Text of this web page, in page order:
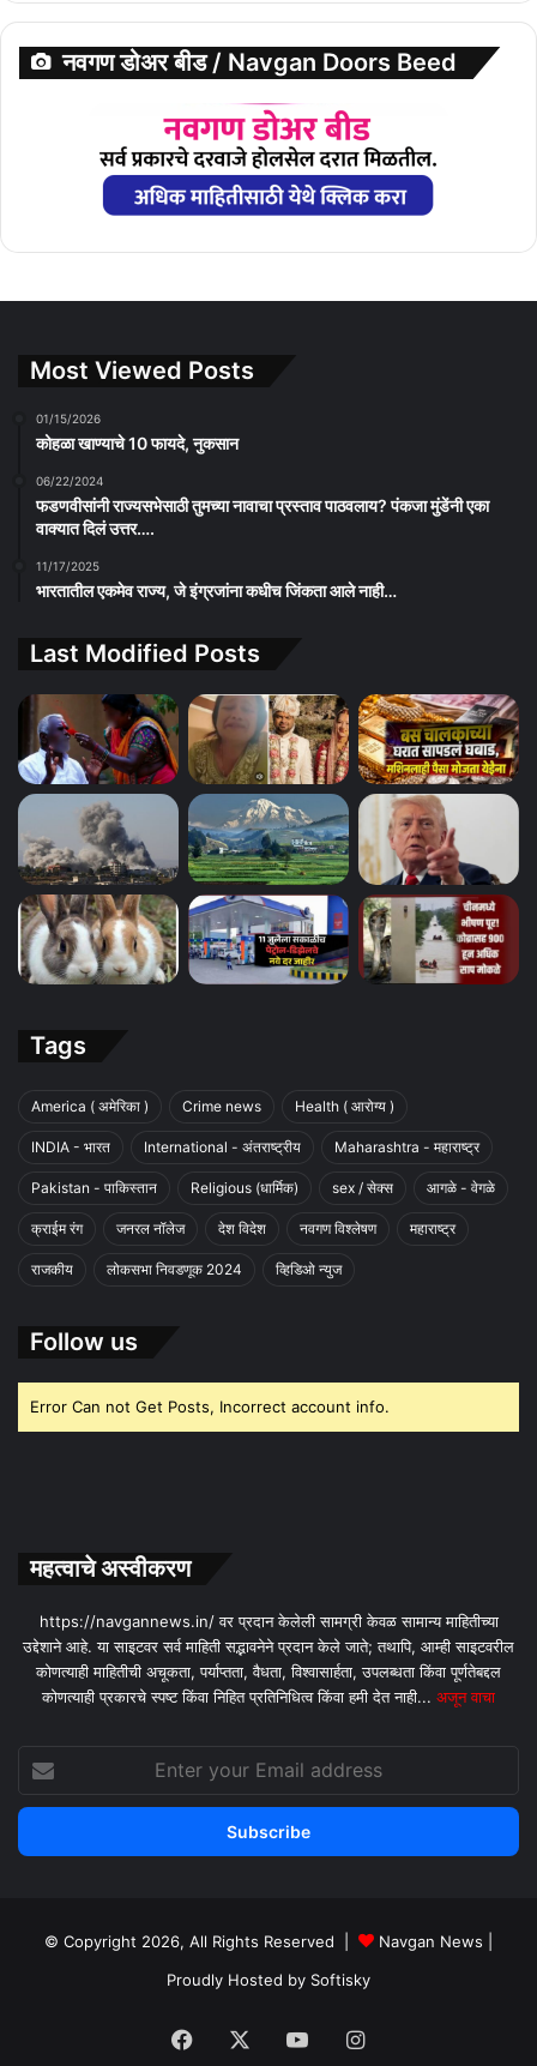
नवगण डोअर बीड / Navgan Doors Beed
Most Viewed Posts
01/15/2026
कोहळा खाण्याचे 10 फायदे, नुकसान
06/22/2024
फडणवीसांनी राज्यसभेसाठी तुमच्या नावाचा प्रस्ताव पाठवलाय? पंकजा मुंडेंनी एका
वाक्यात दिलं उत्तर….
11/17/2025
भारतातील एकमेव राज्य, जे इंग्रजांना कधीच जिंकता आले नाही…
Last Modified Posts
Tags
America ( अमेरिका ) Crime news Health ( आरोग्य )
INDIA - भारत International - अंतराष्ट्रीय Maharashtra - महाराष्ट्र
Pakistan - पाकिस्तान Religious (धार्मिक) sex / सेक्स आगळे - वेगळे
क्राईम रंग जनरल नॉलेज देश विदेश नवगण विश्लेषण महाराष्ट्र
राजकीय लोकसभा निवडणूक 2024 व्हिडिओ न्युज
Follow us
Error Can not Get Posts, Incorrect account info.
महत्वाचे अस्वीकरण
https://navgannews.in/ वर प्रदान केलेली सामग्री केवळ सामान्य माहितीच्या
उद्देशाने आहे. या साइटवर सर्व माहिती सद्भावनेने प्रदान केले जाते; तथापि, आम्ही साइटवरील
कोणत्याही माहितीची अचूकता, पर्याप्तता, वैधता, विश्वासार्हता, उपलब्धता किंवा पूर्णतेबद्दल
कोणत्याही प्रकारचे स्पष्ट किंवा निहित प्रतिनिधित्व किंवा हमी देत ​​नाही... अजून वाचा
your
Email
© Copyright 2026, All Rights Reserved | Navgan News
Proudly Hosted by Softisky
Facebook YouTubeInstagram